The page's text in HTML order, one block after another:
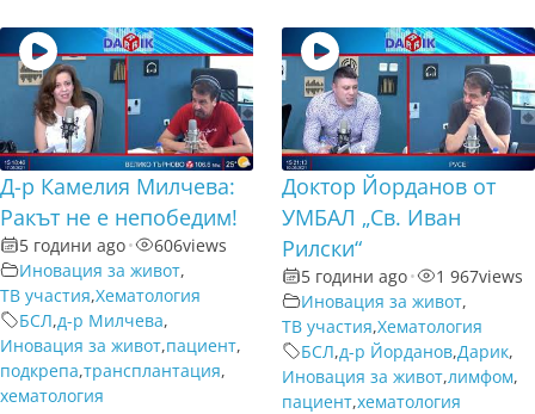
Д-р Камелия Милчeва:
Ракът не е непобедим!
5 години ago• 606views
Иновация за живот,
ТВ участия,Хематология
БСЛ,д-р Милчева,
Иновация за живот,пациент,
подкрепа,трансплантация,
хематология
Доктор Йорданов от
УМБАЛ „Св. Иван
Рилски“
5 години ago• 1 967views
Иновация за живот,
ТВ участия,Хематология
БСЛ,д-р Йорданов,Дарик,
Иновация за живот,лимфом,
пациент,хематология